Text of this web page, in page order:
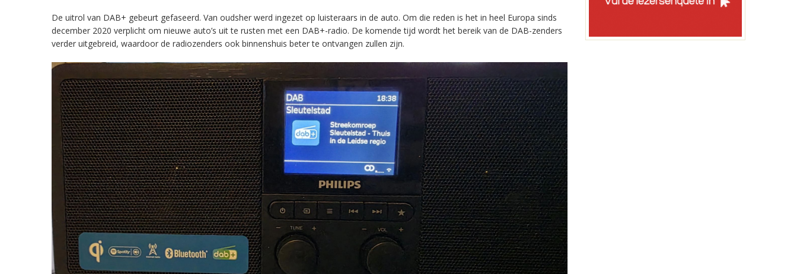
De uitrol van DAB+ gebeurt gefaseerd. Van oudsher werd ingezet op luisteraars in de auto. Om die reden is het in heel Europa sinds
december 2020 verplicht om nieuwe auto’s uit te rusten met een DAB+-radio. De komende tijd wordt het bereik van de DAB-zenders
verder uitgebreid, waardoor de radiozenders ook binnenshuis beter te ontvangen zullen zijn.